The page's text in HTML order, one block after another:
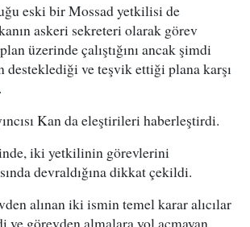
eski bir Mossad yetkilisi de
askeri sekreteri olarak görev
üzerinde çalıştığını ancak şimdi
desteklediği ve teşvik ettiği plana karşı
Kan da eleştirileri haberleştirdi.
iki yetkilinin görevlerini
devraldığına dikkat çekildi.
alınan iki ismin temel karar alıcılar
ve görevden almalara yol açmayan